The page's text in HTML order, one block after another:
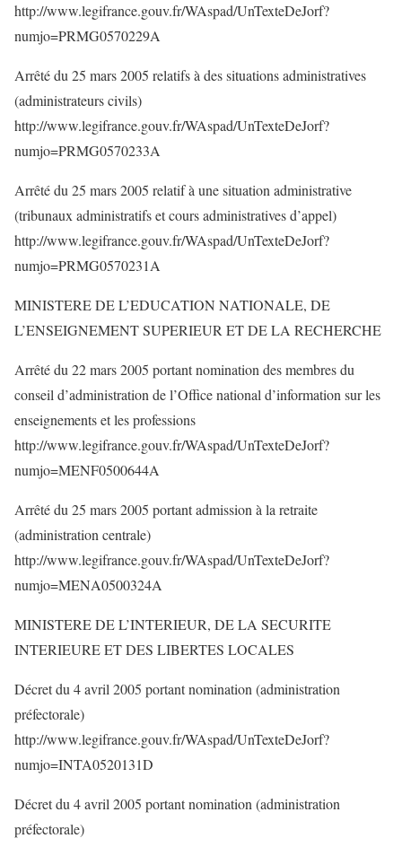
http://www.legifrance.gouv.fr/WAspad/UnTexteDeJorf?
numjo=PRMG0570229A
Arrêté du 25 mars 2005 relatifs à des situations administratives
(administrateurs civils)
http://www.legifrance.gouv.fr/WAspad/UnTexteDeJorf?
numjo=PRMG0570233A
Arrêté du 25 mars 2005 relatif à une situation administrative
(tribunaux administratifs et cours administratives d’appel)
http://www.legifrance.gouv.fr/WAspad/UnTexteDeJorf?
numjo=PRMG0570231A
MINISTERE DE L’EDUCATION NATIONALE, DE
L’ENSEIGNEMENT SUPERIEUR ET DE LA RECHERCHE
Arrêté du 22 mars 2005 portant nomination des membres du
conseil d’administration de l’Office national d’information sur les
enseignements et les professions
http://www.legifrance.gouv.fr/WAspad/UnTexteDeJorf?
numjo=MENF0500644A
Arrêté du 25 mars 2005 portant admission à la retraite
(administration centrale)
http://www.legifrance.gouv.fr/WAspad/UnTexteDeJorf?
numjo=MENA0500324A
MINISTERE DE L’INTERIEUR, DE LA SECURITE
INTERIEURE ET DES LIBERTES LOCALES
Décret du 4 avril 2005 portant nomination (administration
préfectorale)
http://www.legifrance.gouv.fr/WAspad/UnTexteDeJorf?
numjo=INTA0520131D
Décret du 4 avril 2005 portant nomination (administration
préfectorale)